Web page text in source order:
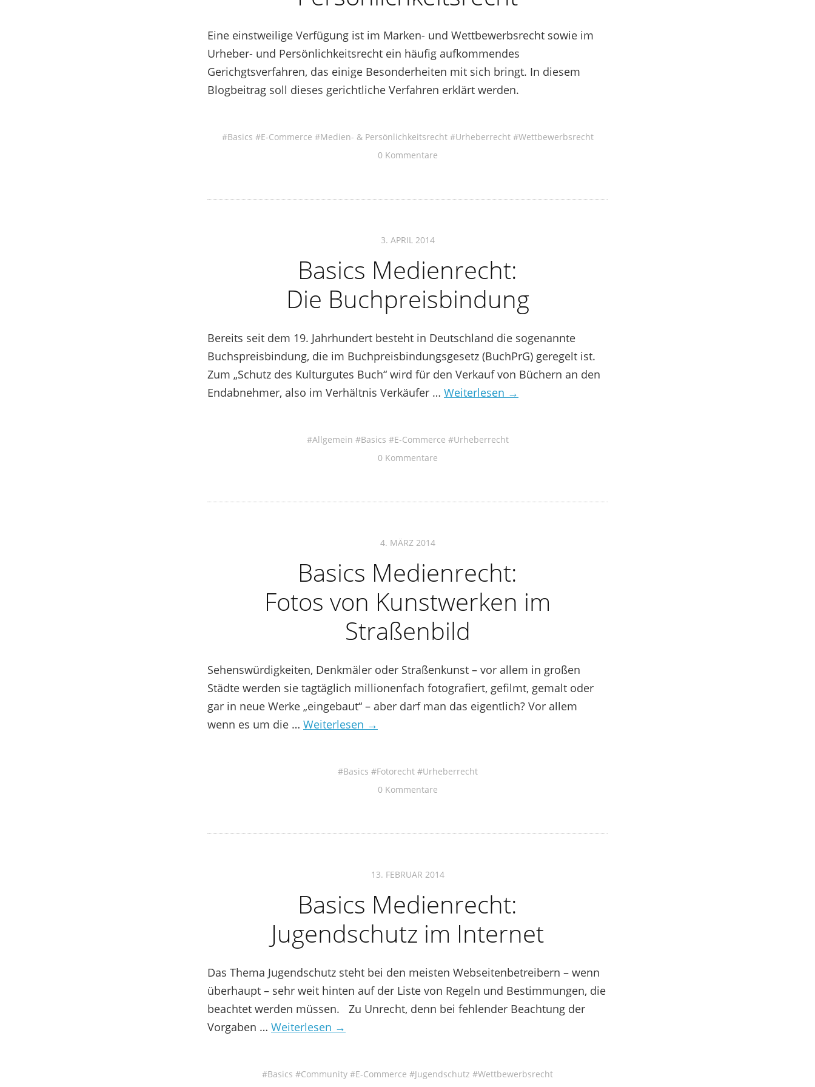
Eine einstweilige Verfügung ist im Marken- und Wettbewerbsrecht sowie im
Urheber- und Persönlichkeitsrecht ein häufig aufkommendes
Gerichgtsverfahren, das einige Besonderheiten mit sich bringt. In diesem
Blogbeitrag soll dieses gerichtliche Verfahren erklärt werden.
Basics E-Commerce Medien- & Persönlichkeitsrecht Urheberrecht
Wettbewerbsrecht
0 Kommentare
3. APRIL 2014
Basics Medienrecht:
Die Buchpreisbindung
Bereits seit dem 19. Jahrhundert besteht in Deutschland die sogenannte
Buchspreisbindung, die im Buchpreisbindungsgesetz (BuchPrG) geregelt ist.
Zum „Schutz des Kulturgutes Buch“ wird für den Verkauf von Büchern an den
Endabnehmer, also im Verhältnis Verkäufer … Weiterlesen →
Allgemein Basics E-Commerce
Urheberrecht
0 Kommentare
4. MÄRZ 2014
Basics Medienrecht:
Fotos von Kunstwerken im
Straßenbild
Sehenswürdigkeiten, Denkmäler oder Straßenkunst – vor allem in großen
Städte werden sie tagtäglich millionenfach fotografiert, gefilmt, gemalt oder
gar in neue Werke „eingebaut“ – aber darf man das eigentlich? Vor allem
wenn es um die … Weiterlesen →
Basics Fotorecht
Urheberrecht
0 Kommentare
13. FEBRUAR 2014
Basics Medienrecht:
Jugendschutz im Internet
Das Thema Jugendschutz steht bei den meisten Webseitenbetreibern – wenn
überhaupt – sehr weit hinten auf der Liste von Regeln und Bestimmungen, die
beachtet werden müssen. Zu Unrecht, denn bei fehlender Beachtung der
Vorgaben … Weiterlesen →
Basics Community E-Commerce Jugendschutz
Wettbewerbsrecht